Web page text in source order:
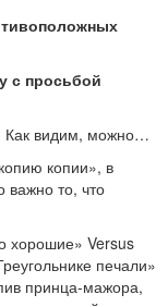
с просьбой
Как видим, можно…
копии», в
важно то, что
хорошие» Versus
печали»
принца-мажора,